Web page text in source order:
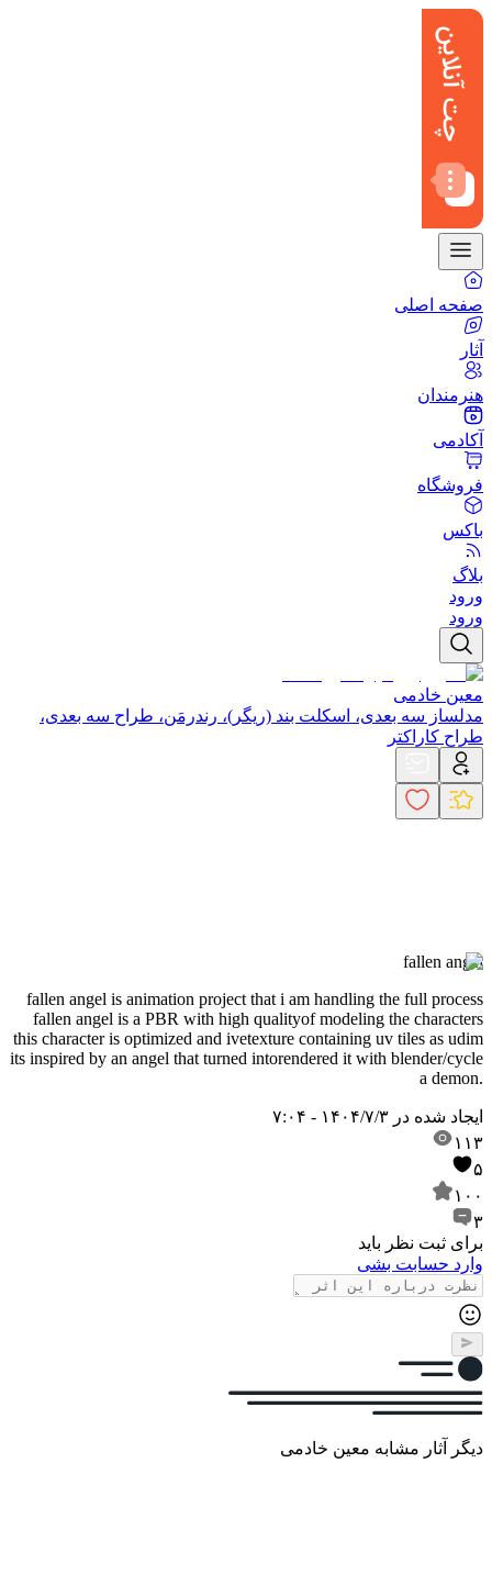
صفحه اصلی
آثار
هنرمندان
آکادمی
فروشگاه
باکس
بلاگ
ورود
ورود
معین خادمی
مدلساز سه بعدی، اسکلت بند (ریگر)، رندرمَن، طراح سه بعدی،
طراح کاراکتر
fallen angel
fallen angel is animation project that i am handling the full process
of modeling the characters
fallen angel is a PBR with high quality
texture containing uv tiles as udim
this character is optimized and ive
rendered it with blender/cycle
its inspired by an angel that turned into
a demon.
ایجاد شده در ۱۴۰۴/۷/۳ - ۷:۰۴
۱۱۳
۵
۱۰۰
۳
برای ثبت نظر باید
وارد حسابت بشی
دیگر آثار مشابه معین خادمی